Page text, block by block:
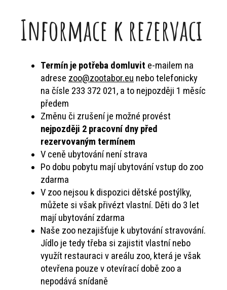
Informace k rezervaci
Termín je potřeba domluvit e-mailem na
adrese zoo@zootabor.eu nebo telefonicky
na čísle 233 372 021, a to nejpozději 1 měsíc
předem
Změnu či zrušení je možné provést
nejpozději 2 pracovní dny před
rezervovaným termínem
V ceně ubytování není strava
Po dobu pobytu mají ubytování vstup do zoo
zdarma
V zoo nejsou k dispozici dětské postýlky,
můžete si však přivézt vlastní. Děti do 3 let
mají ubytování zdarma
Naše zoo nezajišťuje k ubytování stravování.
Jídlo je tedy třeba si zajistit vlastní nebo
využít restauraci v areálu zoo, která je však
otevřena pouze v otevírací době zoo a
nepodává snídaně